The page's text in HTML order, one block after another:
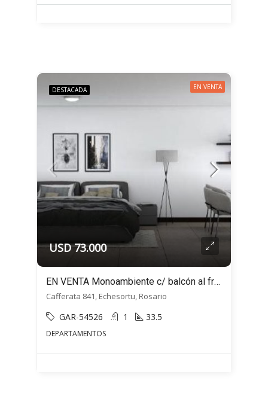
DESTACADA EN VENTA
USD 73.000
EN VENTA Monoambiente c/ balcón al frente- Cafferata 800 – Echesortu, Rosario
Cafferata 841, Echesortu, Rosario
GAR-54526 1 33.5
DEPARTAMENTOS